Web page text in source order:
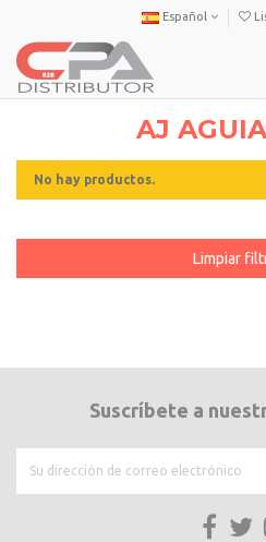
Español
AJ
No hay productos.
Limpiar
Suscríbete a